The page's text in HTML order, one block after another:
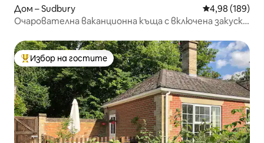
Дом – Sudbury Средна
4,98 (189)
Очарователна ваканционна къща с включена закуска
Най-популярен избор на гостите
Избор на гостите